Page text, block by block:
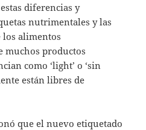
diferencias y
nutrimentales y las
los alimentos
muchos productos
como ‘light’ o ‘sin
están libres de
que el nuevo etiquetado